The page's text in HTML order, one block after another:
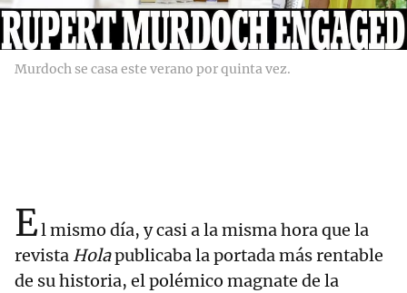
Murdoch se casa este verano por quinta vez.
El mismo día, y casi a la misma hora que la
revista Holapublicaba la portada más rentable
de su historia, el polémico magnate de la